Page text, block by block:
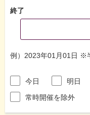
終了
例）2023年01月01日 ※
今日 明日
常時開催を除外